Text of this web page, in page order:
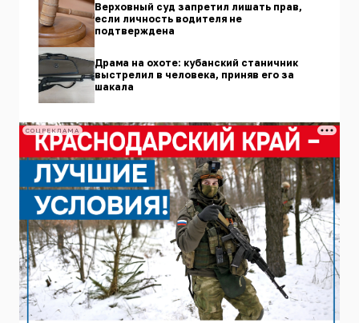
Верховный суд запретил лишать прав,
если личность водителя не
подтверждена
Драма на охоте: кубанский станичник
выстрелил в человека, приняв его за
шакала
СОЦРЕКЛАМА